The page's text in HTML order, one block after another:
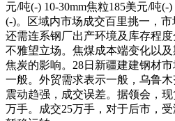
元/吨(-) 10-30mm焦粒185美元/吨(-
(-)。区域内市场成交百里挑一，市
还需连系钢厂出产环境及库存程
不雅望立场。焦煤成本端变化以
焦炭的影响。28日新疆建建钢材
一般。外贸需求表示一般，乌鲁
震动趋强，成交误差。据领会，
万手。成交25万手，对于后市，